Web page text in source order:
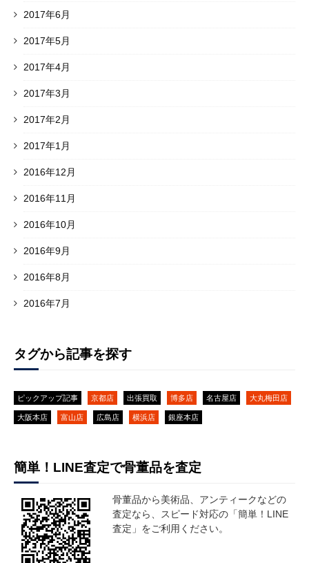
2017年6月
2017年5月
2017年4月
2017年3月
2017年2月
2017年1月
2016年12月
2016年11月
2016年10月
2016年9月
2016年8月
2016年7月
タグから記事を探す
ピックアップ記事 京都店 出張買取 博多店 名古屋店 大丸梅田店
大阪本店 富山店 広島店 横浜店 銀座本店
簡単！LINE査定で骨董品を査定
骨董品から美術品、アンティークなどの
査定なら、スピード対応の「簡単！LINE
査定」をご利用ください。